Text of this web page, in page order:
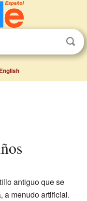
English
antiguo que se
a menudo artificial.